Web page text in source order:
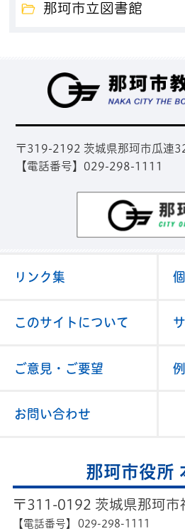
那珂市立図書館
〒319-2192 茨城県那珂市瓜連
【電話番号】029-298-1111
リンク集
このサイトについて
ご意見・ご要望
お問い合わせ
那珂市役所
〒311-0192 茨城県那珂市
【電話番号】
029-298-1111